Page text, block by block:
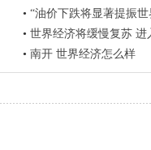
• “油价下跌将显著提振世
• 世界经济将缓慢复苏 进
• 南开 世界经济怎么样